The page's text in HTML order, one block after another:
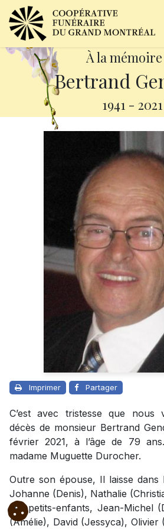
À la mémoire
Bertrand
1941 - 2021
Imprimer Partager
C’est avec tristesse que nous
décès de monsieur Bertrand
février 2021, à l’âge de 79
madame Muguette Durocher.
Outre son épouse, Il laisse dans
Johanne (Denis), Nathalie
ses petits-enfants, Jean-Michel
(Amélie), David (Jessyca), Olivier